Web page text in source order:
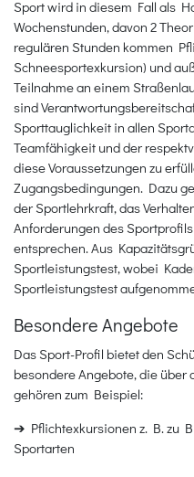
Sport wird in diesem Fall als
Wochenstunden, davon 2
regulären Stunden kommen
Schneesportexkursion) und
Teilnahme an einem
sind
Sporttauglichkeit in allen
Teamfähigkeit und der
diese Voraussetzungen zu
Zugangsbedingungen. Dazu
der Sportlehrkraft, das
Anforderungen des
entsprechen. Aus
Sportleistungstest, wobei
Sportleistungstest
Besondere Angebote
Das Sport-Profil bietet den
besondere Angebote, die
gehören zum Beispiel:
➔ Pflichtexkursionen z. B. zu
Sportarten